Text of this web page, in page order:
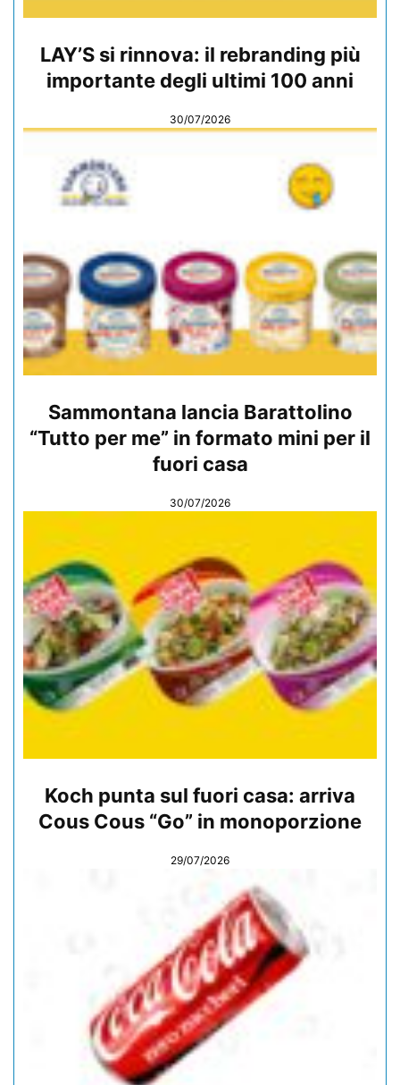
LAY’S si rinnova: il rebranding più
importante degli ultimi 100 anni
30/07/2026
Sammontana lancia Barattolino
“Tutto per me” in formato mini per il
fuori casa
30/07/2026
Koch punta sul fuori casa: arriva
Cous Cous “Go” in monoporzione
29/07/2026